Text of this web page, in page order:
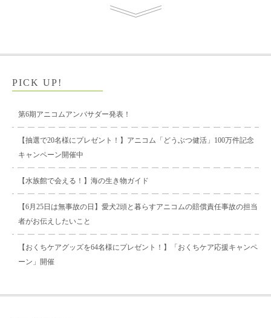
PICK UP!
第6期アニコムアンバサダー発表！
【抽選で20名様にプレゼント！】アニコム「どうぶつ健活」100万件記念
キャンペーン開催中
【水族館で会える！】海の生き物ガイド
【6月25日は無事故の日】愛犬2頭と暮らすアニコムの賠償責任事故の担当
者がお伝えしたいこと
【おくちケアグッズを64名様にプレゼント！】「おくちケア応援キャンペ
ーン」開催